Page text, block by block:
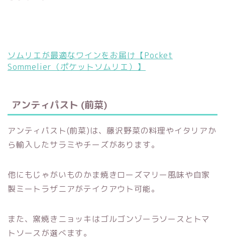
ソムリエが最適なワインをお届け【Pocket
Sommelier（ポケットソムリエ）】
アンティパスト (前菜)
アンティパスト(前菜)は、藤沢野菜の料理やイタリアか
ら輸入したサラミやチーズがあります。
他にもじゃがいものかま焼きローズマリー風味や自家
製ミートラザニアがテイクアウト可能。
また、窯焼きニョッキはゴルゴンゾーラソースとトマ
トソースが選べます。